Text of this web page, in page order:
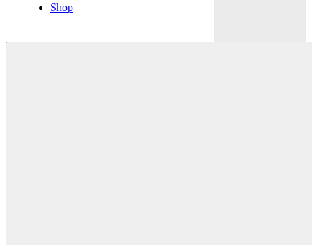
Shop